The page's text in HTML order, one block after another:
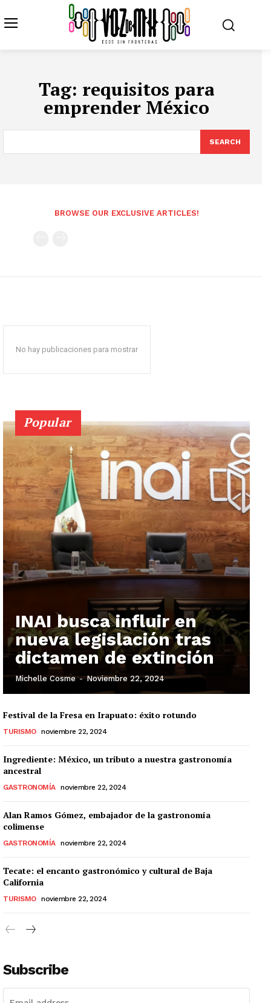
Tag: requisitos para
emprender México
SEARCH
BROWSE OUR EXCLUSIVE ARTICLES!
No hay publicaciones para mostrar
Popular
INAI busca influir en
nueva legislación tras
dictamen de extinción
Michelle Cosme - Noviembre 22, 2024
Festival de la Fresa en Irapuato: éxito rotundo
TURISMO noviembre 22, 2024
Ingrediente: México, un tributo a nuestra gastronomía
ancestral
GASTRONOMÍA noviembre 22, 2024
Alan Ramos Gómez, embajador de la gastronomía
colimense
GASTRONOMÍA noviembre 22, 2024
Tecate: el encanto gastronómico y cultural de Baja
California
TURISMO noviembre 22, 2024
Subscribe